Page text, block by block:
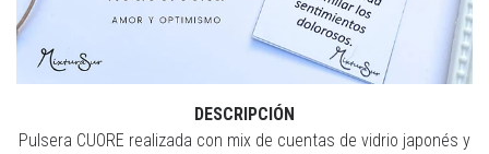
DESCRIPCIÓN
Pulsera CUORE realizada con mix de cuentas de vidrio japonés y